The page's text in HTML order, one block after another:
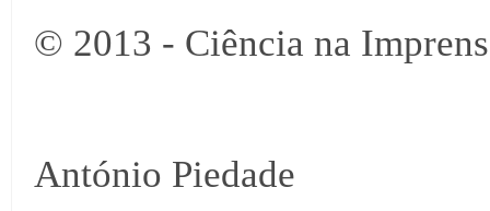
© 2013 - Ciência na
António Piedade